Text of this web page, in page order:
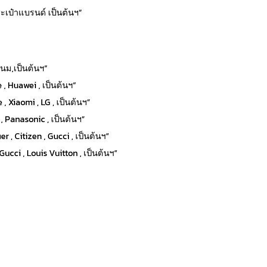
ป๋าแบรนด์ เป็นต้นฯ”
ม,เป็นต้นฯ”
Huawei , เป็นต้นฯ”
, LG , เป็นต้นฯ”
, เป็นต้นฯ”
, Citizen , Gucci , เป็นต้นฯ”
, Louis Vuitton , เป็นต้นฯ”